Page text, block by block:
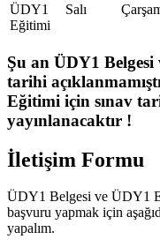
ÜDY1
Eğitimi
Salı
Şu an ÜDY1
tarihi
Eğitimi için sınav
yayınlanacaktır !
İletişim Formu
ÜDY1 Belgesi ve ÜDY1
başvuru yapmak için
yapalım.